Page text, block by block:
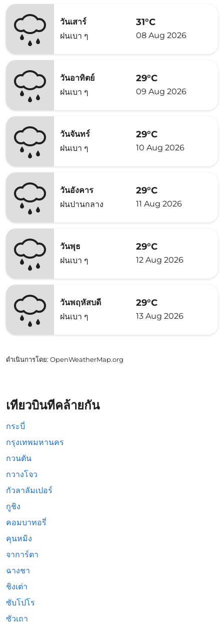
วันเสาร์
ฝนเบา ๆ
31°C
08 Aug 2026
วันอาทิตย์
ฝนเบา ๆ
29°C
09 Aug 2026
วันจันทร์
ฝนเบา ๆ
29°C
10 Aug 2026
วันอังคาร
ฝนปานกลาง
29°C
11 Aug 2026
วันพุธ
ฝนเบา ๆ
29°C
12 Aug 2026
วันพฤหัสบดี
ฝนเบา ๆ
29°C
13 Aug 2026
ดำเนินการโดย: OpenWeatherMap.org
เที่ยวบินที่คล้ายกัน
กระบี่
กรุงเทพมหานคร
กวนตัน
กวางโจว
กัวลาลัมเปอร์
กูชิง
คอมบาทอรี่
คุนหมิง
จาการ์ตา
ฉางชา
ชิงเต่า
ซับโปโร
ซัวเถา